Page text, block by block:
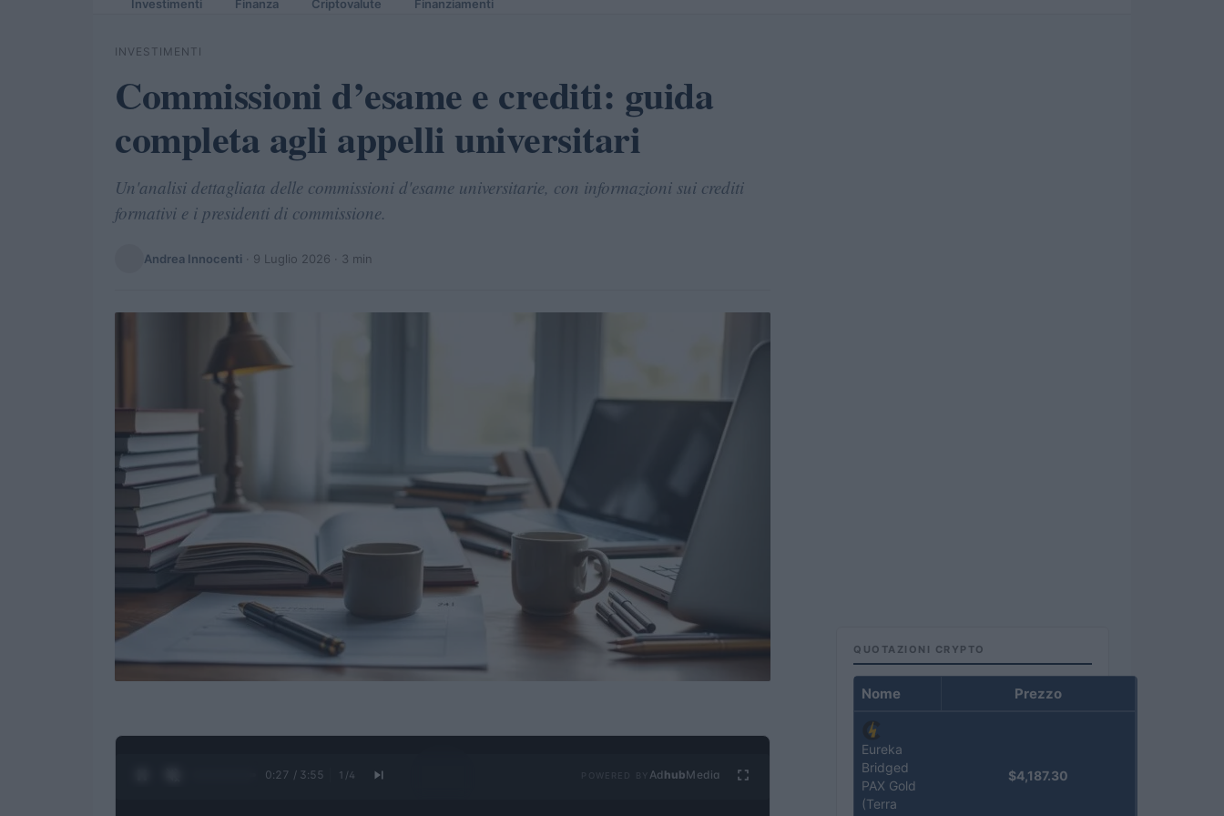
Investimenti Finanza Criptovalute Finanziamenti
INVESTIMENTI
Commissioni d’esame e crediti: guida
completa agli appelli universitari
Un'analisi dettagliata delle commissioni d'esame universitarie, con informazioni sui crediti
formativi e i presidenti di commissione.
Andrea Innocenti · 9 Luglio 2026 · 3 min
0:28 / 3:55 1 /4 Ad hubMedia
QUOTAZIONI CRYPTO
Nome Prezzo
Eureka
Bridged
PAX Gold
(Terra
$4,187.30